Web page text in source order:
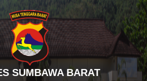
SUMBAWA BARAT